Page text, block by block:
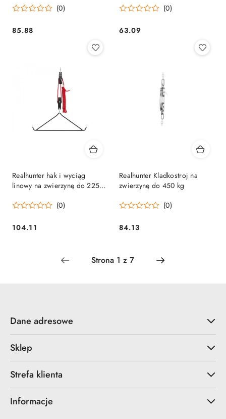
(0)
Cena:
85.88
(0)
Cena:
63.09
Realhunter hak i wyciąg
linowy na zwierzynę do 225
(0)
Cena:
104.11
Realhunter Kladkostroj na
zwierzynę do 450 kg
(0)
Cena:
84.13
Dane adresowe
Sklep
Strefa klienta
Informacje